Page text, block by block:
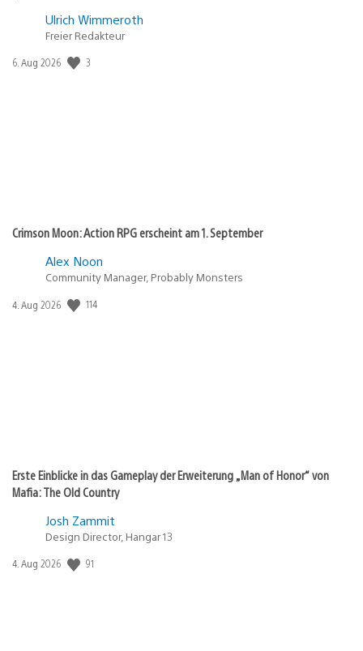
Ulrich Wimmeroth
Freier Redakteur
Veröffentlichungsdatum:
6. Aug 2026 3
Crimson Moon: Action RPG erscheint am 1. September
Alex Noon
Community Manager, Probably Monsters
Veröffentlichungsdatum:
4. Aug 2026 114
Erste Einblicke in das Gameplay der Erweiterung „Man of Honor“ von
Mafia: The Old Country
Josh Zammit
Design Director, Hangar 13
Veröffentlichungsdatum:
4. Aug 2026 91